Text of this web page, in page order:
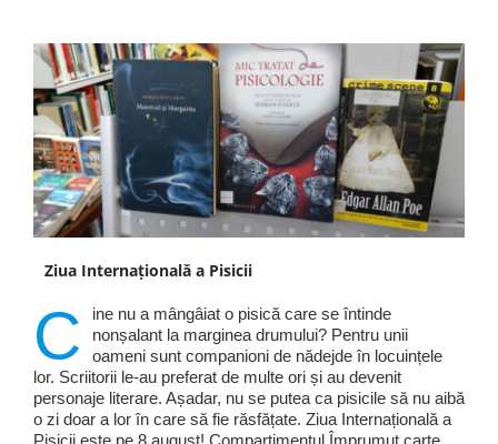
Ziua Internațională a Pisicii
C
ine nu a mângâiat o pisică care se întinde
nonșalant la marginea drumului? Pentru unii
oameni sunt companioni de nădejde în locuințele
lor. Scriitorii le-au preferat de multe ori și au devenit
personaje literare. Așadar, nu se putea ca pisicile să nu aibă
o zi doar a lor în care să fie răsfățate. Ziua Internațională a
Pisicii este pe 8 august! Compartimentul Împrumut carte